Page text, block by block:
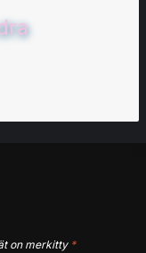
on merkitty *